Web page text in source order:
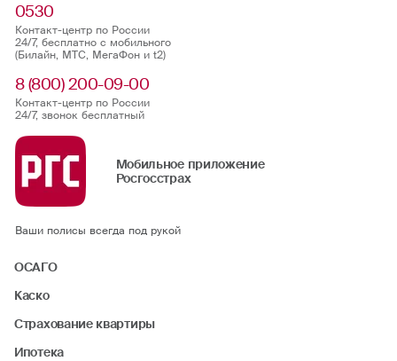
0530
Контакт-центр по России
24/7, бесплатно с мобильного
(Билайн, МТС, МегаФон и t2)
8 (800) 200-09-00
Контакт-центр по России
24/7, звонок бесплатный
Мобильное приложение
Росгосстрах
Ваши полисы всегда под рукой
ОСАГО
Каско
Страхование квартиры
Ипотека